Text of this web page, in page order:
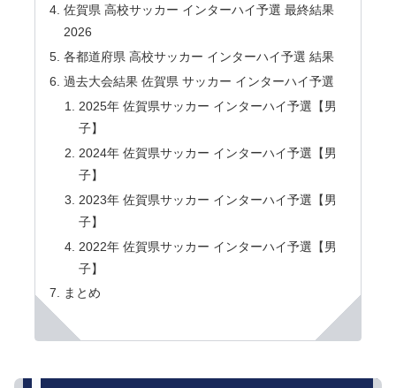
佐賀県 高校サッカー インターハイ予選 最終結果
2026
各都道府県 高校サッカー インターハイ予選 結果
過去大会結果 佐賀県 サッカー インターハイ予選
2025年 佐賀県サッカー インターハイ予選【男
子】
2024年 佐賀県サッカー インターハイ予選【男
子】
2023年 佐賀県サッカー インターハイ予選【男
子】
2022年 佐賀県サッカー インターハイ予選【男
子】
まとめ